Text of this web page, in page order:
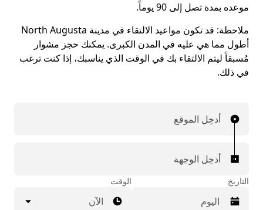
موعده بمدة تصل إلى 90 يوماً.
ملاحظة:
قد تكون مواعيد الالتقاء في مدينة North Augusta
أطول مما هي عليه في المدن الكبرى. يمكنك حجز مشوار
مُسبقاً ليتم الالتقاء بك في الوقت الذي يناسبك، إذا كنت ترغب
في ذلك.
أدخِل الموقع
أدخِل الوجهة
التاريخ الوقت
الآن